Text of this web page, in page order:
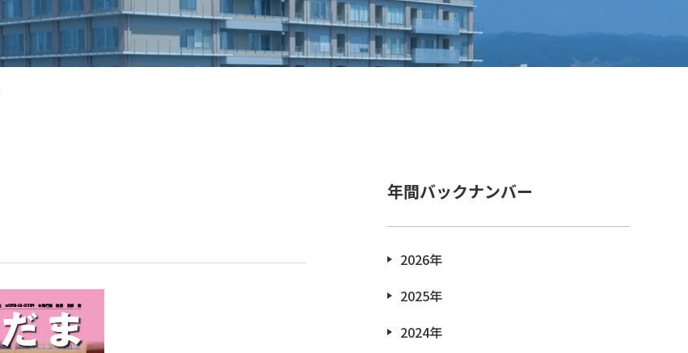
年間バックナンバー
2026年
2025年
2024年